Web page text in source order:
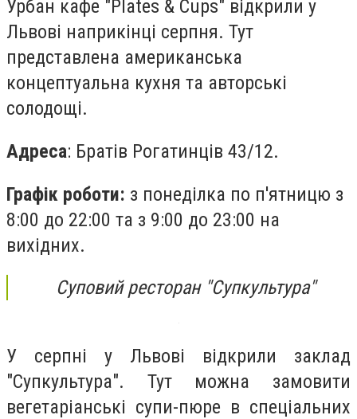
Урбан кафе "Plates & Cups" відкрили у
Львові наприкінці серпня. Тут
представлена американська
концептуальна кухня та авторські
солодощі.
Адреса: Братів Рогатинців 43/12.
Графік роботи: з понеділка по п'ятницю з
8:00 до 22:00 та з 9:00 до 23:00 на
вихідних.
Суповий ресторан "Супкультура"
У серпні у Львові відкрили заклад
"Супкультура". Тут можна замовити
вегетаріанські супи-пюре в спеціальних